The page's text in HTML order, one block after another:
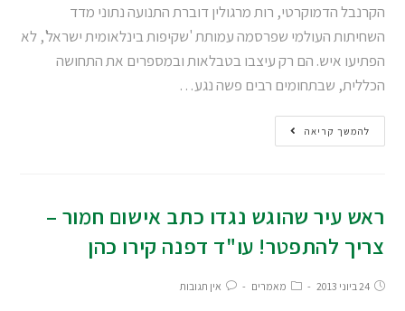
הקרנבל הדמוקרטי, רות מרגולין דוברת התנועה נתוני מדד
השחיתות העולמי שפרסמה עמותת 'שקיפות בינלאומית ישראל', לא
הפתיעו איש. הם רק עיצבו בטבלאות ובמספרים את התחושה
הכללית, שבתחומים רבים פשה נגע…
להמשך קריאה
ראש עיר שהוגש נגדו כתב אישום חמור –
צריך להתפטר! עו"ד דפנה קירו כהן
24 ביוני 2013 מאמרים אין תגובות